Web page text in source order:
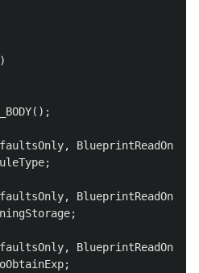
)
();
, BlueprintReadOnly
;
, BlueprintReadOnly
;
, BlueprintReadOnly
;